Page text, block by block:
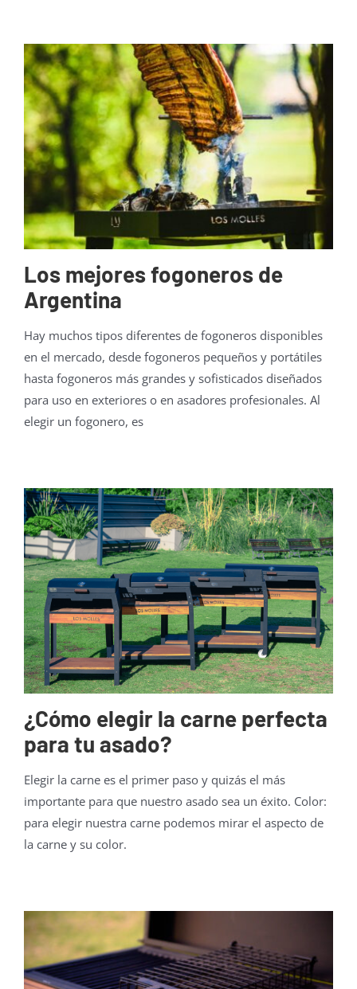
Mayoristas
Carrito
Los mejores fogoneros de
Argentina
Hay muchos tipos diferentes de fogoneros disponibles
en el mercado, desde fogoneros pequeños y portátiles
hasta fogoneros más grandes y sofisticados diseñados
para uso en exteriores o en asadores profesionales. Al
elegir un fogonero, es
¿Cómo elegir la carne perfecta
para tu asado?
Elegir la carne es el primer paso y quizás el más
importante para que nuestro asado sea un éxito. Color:
para elegir nuestra carne podemos mirar el aspecto de
la carne y su color.